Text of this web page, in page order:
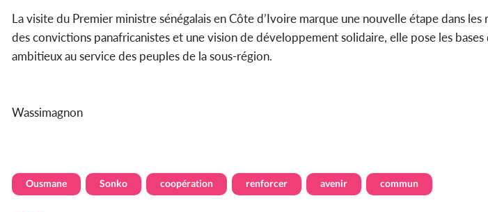
La visite du Premier ministre sénégalais en Côte d’Ivoire marque une nouvelle étape dans
des convictions panafricanistes et une vision de développement solidaire, elle pose les
ambitieux au service des peuples de la sous-région.
Wassimagnon
Ousmane Sonko coopération renforcer avenir commun